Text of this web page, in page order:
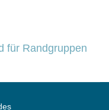
für Randgruppen